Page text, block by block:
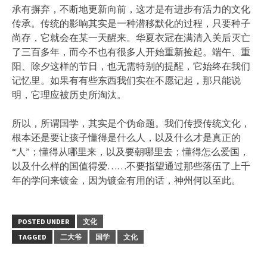
承有摒弃，不断地更新向前，这才是有进步有活力的文化
传承。传统的影响其实是一种潜移默化的过程，只要种子
尚存，它就会在某一天醒来。华夏衣冠在满清入关后灭亡
了三百多年，而今不也有很多人开始重新捡起。端午、重
阳、除夕这样的节日，也无需特别的提醒，它始终在我们
记忆里。如果有有些东西我们实在不愿记起，那只能说
明，它理应被历史所淘汰。
所以，所谓国学，其实是个伪命题。我们传授传统文化，
根本还是要让孩子懂得是什么人，以及什么才是真正的
“人”；懂得从哪里来，以及要朝哪里去；懂得怎么爱国，
以及什么样的国值得爱……不要指望通过那些落伍了上千
年的学问来镀金，因为镀金有用的话，神州何以至此。
POSTED UNDER
文化
TAGGED
二大爷 国学 文化